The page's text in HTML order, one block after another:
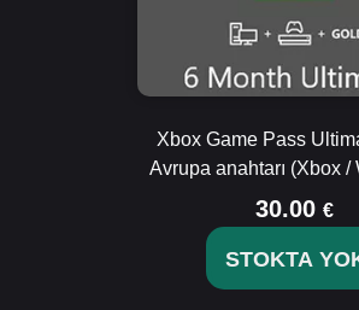
Xbox Game Pass
Avrupa anahtarı (Xbox /
30.00 €
STOKTA